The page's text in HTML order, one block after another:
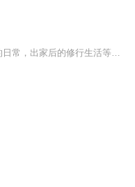
【内容简介】90后女冠雲姑的首部散文集，作者在书中写了自己出家前的生活，出家后的日常，出家后的修行生活等多个方面，内容涉及饮食、旅行、与世俗人的来往、修行、读书等，为读者提供了丰富的、与众不同的生活轨迹的感悟，对世俗、情感、孤独、文章、生...